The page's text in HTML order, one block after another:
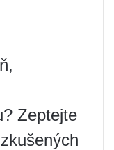
Zeptejte